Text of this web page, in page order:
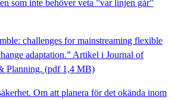
som inte behöver veta ”var linjen går”
challenges for mainstreaming flexible
adaptation.” Artikel i Journal of
Planning. (pdf 1,4 MB)
Om att planera för det okända inom